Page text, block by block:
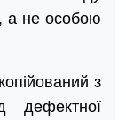
а не особою
з
дефектної